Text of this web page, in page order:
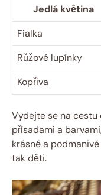
Jedlá květina
Fialka
Růžové lupínky
Kopřiva
Vydejte se na cestu
přísadami a
krásné a
tak děti.